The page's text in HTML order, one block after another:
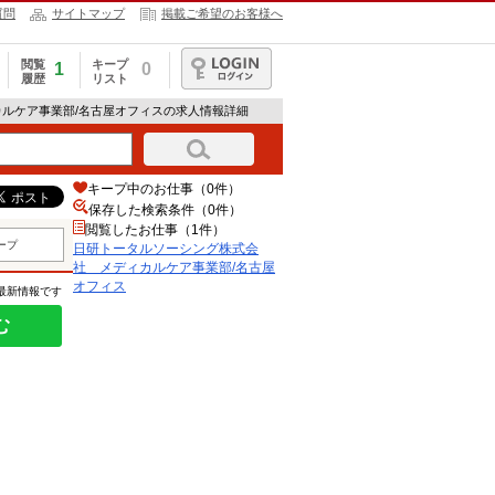
問 サイトマップ 掲載ご希望のお客様へ
閲覧
履歴
1
キープ
リスト
0
ログイン
ケア事業部/名古屋オフィスの求人情報詳細
プ
新情報です
キープ中のお仕事（0件）
保存した検索条件（0件）
閲覧したお仕事（1件）
日研トータルソーシング株式会
社 メディカルケア事業部/名古屋
オフィス